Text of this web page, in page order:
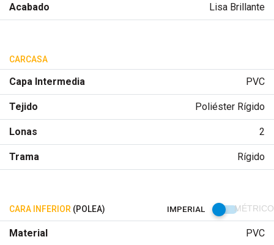
Acabado Lisa Brillante
CARCASA
Capa Intermedia PVC
Tejido Poliéster Rígido
Lonas 2
Trama Rígido
CARA INFERIOR (POLEA) IMPERIAL MÉTRICO
Material PVC